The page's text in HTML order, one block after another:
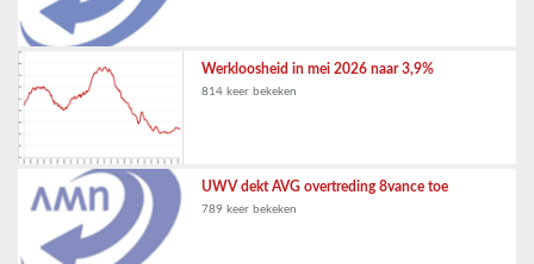
Werkloosheid in mei 2026 naar 3,9%
814 keer bekeken
UWV dekt AVG overtreding 8vance toe
789 keer bekeken